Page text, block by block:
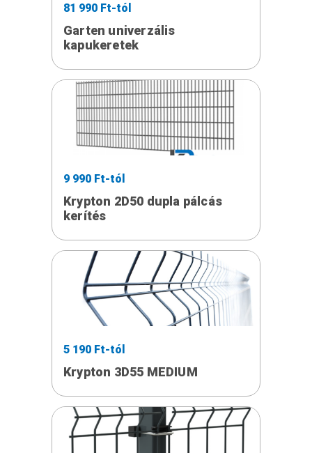
81 990 Ft-tól
Garten univerzális
kapukeretek
9 990 Ft-tól
Krypton 2D50 dupla pálcás
kerítés
5 190 Ft-tól
Krypton 3D55 MEDIUM